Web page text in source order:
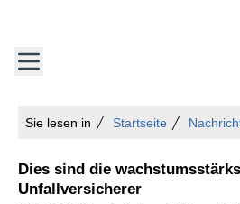
Sie lesen in Startseite
Dies sind die
Unfallversicherer